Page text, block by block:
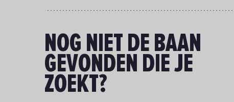
NOG NIET DE BAAN
GEVONDEN DIE JE
ZOEKT?